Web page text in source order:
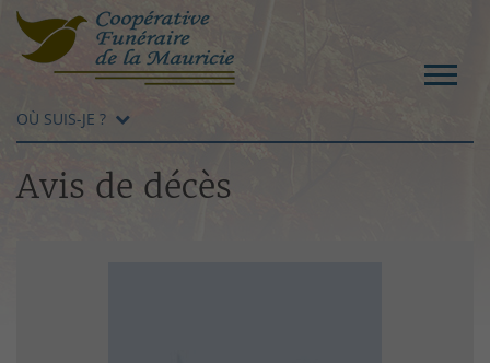
OÙ SUIS-JE ?
Avis de décès